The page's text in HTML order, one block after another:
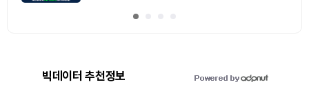
빅데이터 추천정보